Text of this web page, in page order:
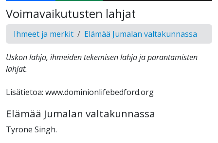
Voimavaikutusten lahjat
Ihmeet ja merkit Elämää Jumalan valtakunnassa
Uskon lahja, ihmeiden tekemisen lahja ja parantamisten
lahjat.
Lisätietoa: www.dominionlifebedford.org
Elämää Jumalan valtakunnassa
Tyrone Singh.